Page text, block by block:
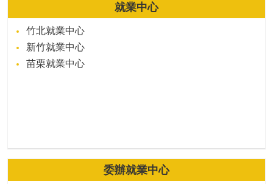
就業中心
竹北就業中心
新竹就業中心
苗栗就業中心
委辦就業中心